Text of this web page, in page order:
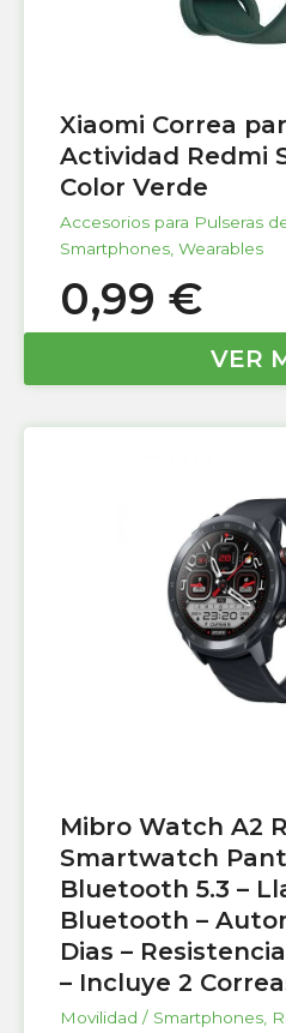
Xiaomi Correa
Actividad Redmi
Color Verde
Accesorios para Pulseras
Smartphones Wearables
0,99 €
VER
Mibro Watch A2
Smartwatch
Bluetooth 5.3 –
Bluetooth –
Dias –
– Incluye 2
Movilidad / Smartphones